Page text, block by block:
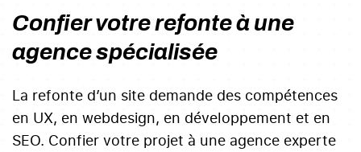
Confier votre refonte à une
agence spécialisée
La refonte d’un site demande des compétences
en UX, en webdesign, en développement et en
SEO. Confier votre projet à une agence experte